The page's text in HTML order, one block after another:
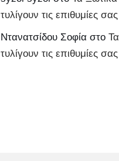
τυλίγουν τις επιθυμίες σας
Ντανατσίδου Σοφίαστο
τυλίγουν τις επιθυμίες σας